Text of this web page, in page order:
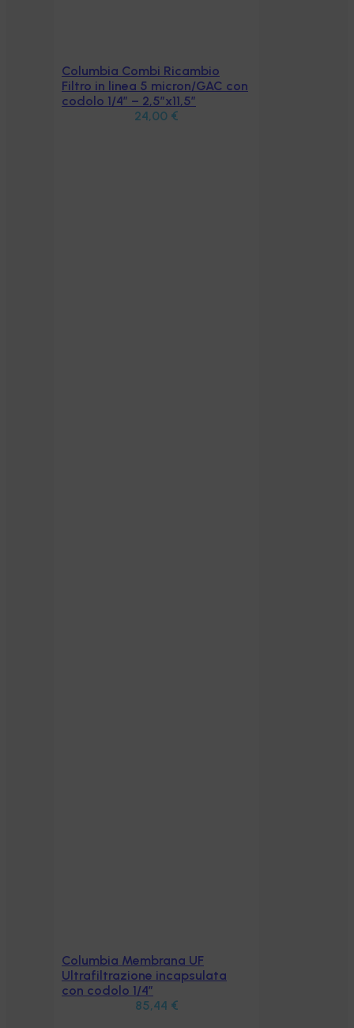
Aggiungi al carrello
Columbia Combi Ricambio
Filtro in linea 5 micron/GAC con
codolo 1/4″ – 2,5″x11,5″
24,00 €
Aggiungi al carrello
Columbia Membrana UF
Ultrafiltrazione incapsulata
con codolo 1/4”
85,44 €